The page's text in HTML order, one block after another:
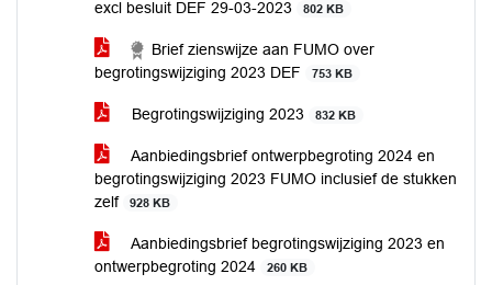
excl besluit DEF 29-03-2023
802 KB
Brief zienswijze aan FUMO over
begrotingswijziging 2023 DEF
753 KB
Begrotingswijziging 2023 832 KB
Aanbiedingsbrief ontwerpbegroting 2024 en
begrotingswijziging 2023 FUMO inclusief de stukken
zelf
928 KB
Aanbiedingsbrief begrotingswijziging 2023 en
ontwerpbegroting 2024
260 KB